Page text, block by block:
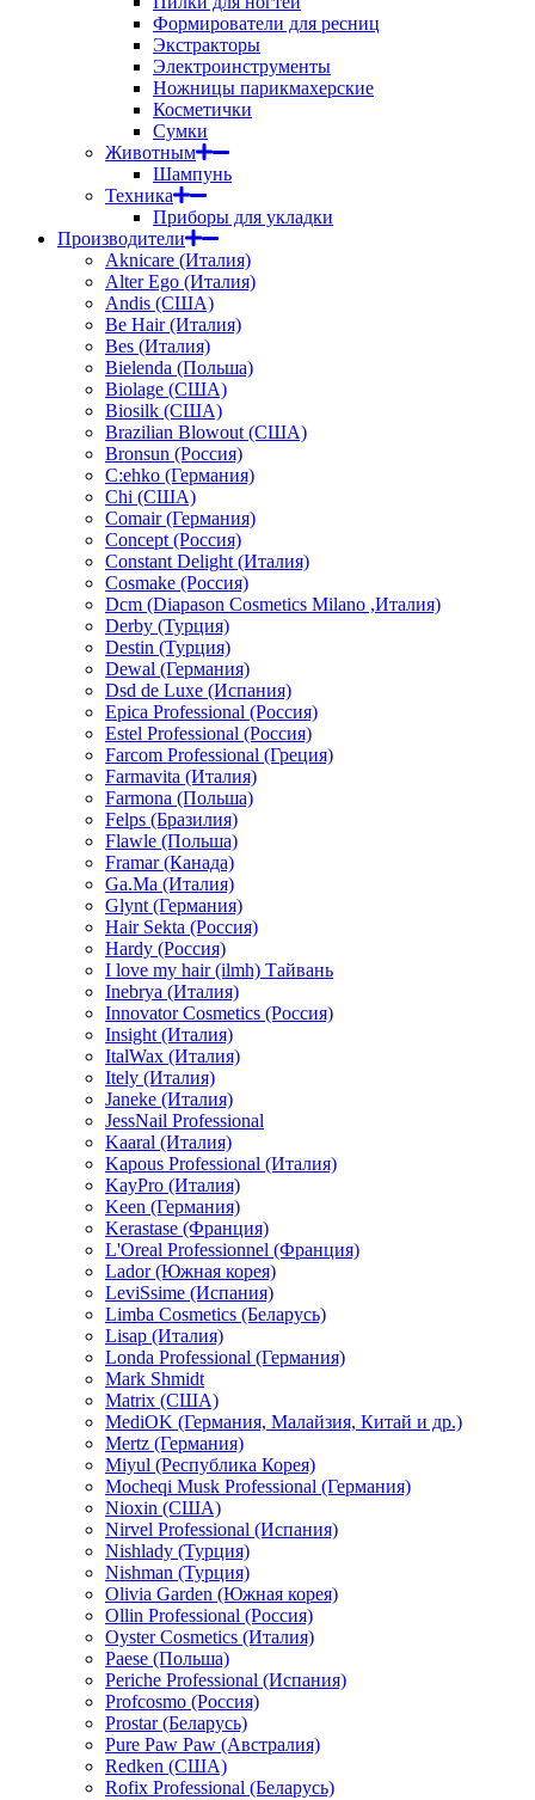
Формирователи для ресниц
Экстракторы
Электроинструменты
Ножницы парикмахерские
Косметички
Сумки
Животным
Шампунь
Техника
Приборы для укладки
Производители
Aknicare (Италия)
Alter Ego (Италия)
Andis (США)
Be Hair (Италия)
Bes (Италия)
Bielenda (Польша)
Biolage (США)
Biosilk (США)
Brazilian Blowout (США)
Bronsun (Россия)
C:ehko (Германия)
Chi (США)
Comair (Германия)
Concept (Россия)
Constant Delight (Италия)
Cosmake (Россия)
Dcm (Diapason Cosmetics Milano ,Италия)
Derby (Турция)
Destin (Турция)
Dewal (Германия)
Dsd de Luxe (Испания)
Epica Professional (Россия)
Estel Professional (Россия)
Farcom Professional (Греция)
Farmavita (Италия)
Farmona (Польша)
Felps (Бразилия)
Flawle (Польша)
Framar (Канада)
Ga.Ma (Италия)
Glynt (Германия)
Hair Sekta (Россия)
Hardy (Россия)
I love my hair (ilmh) Тайвань
Inebrya (Италия)
Innovator Cosmetics (Россия)
Insight (Италия)
ItalWax (Италия)
Itely (Италия)
Janeke (Италия)
JessNail Professional
Kaaral (Италия)
Kapous Professional (Италия)
KayPro (Италия)
Keen (Германия)
Kerastase (Франция)
L'Oreal Professionnel (Франция)
Lador (Южная корея)
LeviSsime (Испания)
Limba Cosmetics (Беларусь)
Lisap (Италия)
Londa Professional (Германия)
Mark Shmidt
Matrix (США)
MediOK (Германия, Малайзия, Китай и др.)
Mertz (Германия)
Miyul (Республика Корея)
Mocheqi Musk Professional (Германия)
Nioxin (США)
Nirvel Professional (Испания)
Nishlady (Турция)
Nishman (Турция)
Olivia Garden (Южная корея)
Ollin Professional (Россия)
Oyster Cosmetics (Италия)
Paese (Польша)
Periche Professional (Испания)
Profcosmo (Россия)
Prostar (Беларусь)
Pure Paw Paw (Австралия)
Redken (США)
Rofix Professional (Беларусь)